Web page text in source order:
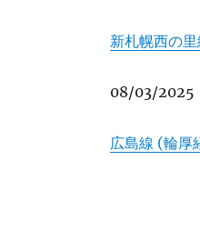
新札幌西の里
08/03/2025
広島線 (輪厚